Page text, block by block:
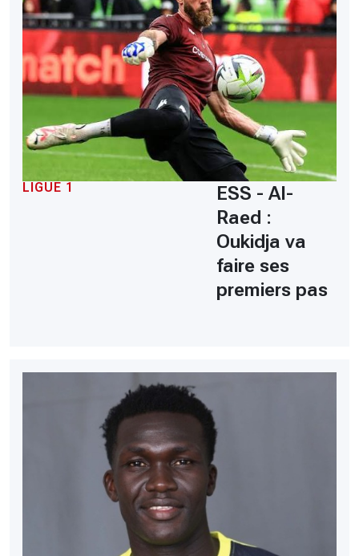
LIGUE 1
ESS - Al-
Raed :
Oukidja va
faire ses
premiers pas